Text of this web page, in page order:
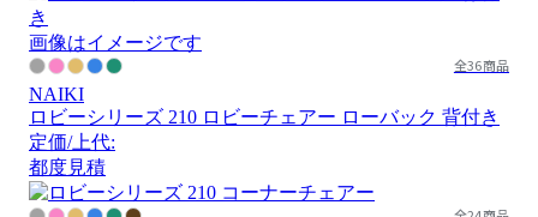
画像はイメージです
全36商品
NAIKI
ロビーシリーズ 210 ロビーチェアー ローバック 背付き
定価/上代:
都度見積